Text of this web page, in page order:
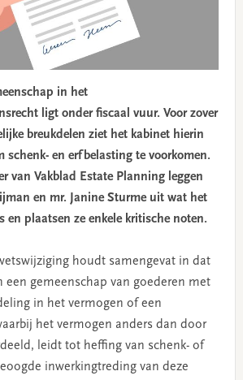
in het
ligt onder fiscaal vuur. Voor zover
breukdelen ziet het kabinet hierin
schenk- en erfbelasting te voorkomen.
van Vakblad Estate Planning leggen
en mr. Janine Sturme uit wat het
en plaatsen ze enkele kritische noten.
houdt samengevat in dat
een gemeenschap van goederen met
in het vermogen of een
het vermogen anders dan door
leidt tot heffing van schenk- of
inwerkingtreding van deze